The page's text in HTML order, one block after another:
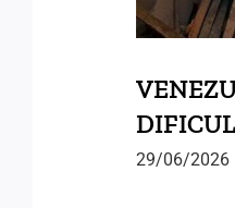
29/06/2026